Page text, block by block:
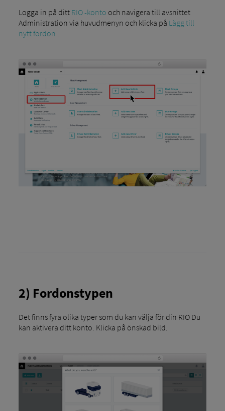
Logga in på ditt RIO -konto och navigera till avsnittet
Administration via huvudmenyn och klicka på Lägg till
nytt fordon .
2) Fordonstypen
Det finns fyra olika typer som du kan välja för din RIO Du
kan aktivera ditt konto. Klicka på önskad bild.